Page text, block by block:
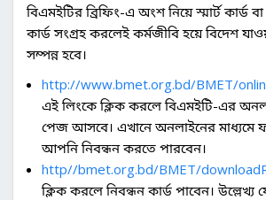
বিএমইটির ব্রিফিং-এ অংশ নিয়ে স্মার্ট কার্ড বা
কার্ড সংগ্রহ করলেই কর্মজীবি হয়ে বিদেশ
সম্পন্ন হবে।
http://www.bmet.org.bd/BMET/
এই লিংকে ক্লিক করলে বিএমইটি-এর
পেজ আসবে। এখানে অনলাইনের মাধ্যমে
আপনি নিবন্ধন করতে পারবেন।
http//bmet.org.bd/BMET/
ক্লিক করলে নিবন্ধন কার্ড পাবেন।